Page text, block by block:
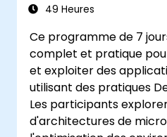
49 Heures
Ce programme de 7
complet et pratique
et exploiter des
utilisant des pratiques
Les participants
d'architectures de